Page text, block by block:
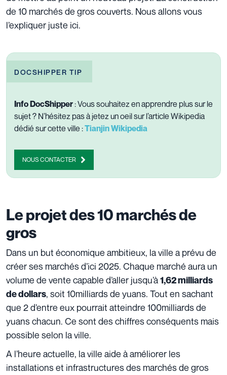
de 10 marchés de gros couverts. Nous allons vous
l’expliquer juste ici.
DOCSHIPPER TIP
Info DocShipper : Vous souhaitez en apprendre plus sur le
sujet ? N’hésitez pas à jetez un oeil sur l’article Wikipedia
dédié sur cette ville :Tianjin Wikipedia
NOUS CONTACTER
Le projet des 10 marchés de
gros
Dans un but économique ambitieux, la ville a prévu de
créer ses marchés d’ici 2025. Chaque marché aura un
volume de vente capable d’aller jusqu’à1,62 milliards
de dollars, soit 10milliards de yuans. Tout en sachant
que 2 d’entre eux pourrait atteindre 100milliards de
yuans chacun. Ce sont des chiffres conséquents mais
possible selon la ville.
A l’heure actuelle, la ville aide à améliorer les
installations et infrastructures des marchés de gros